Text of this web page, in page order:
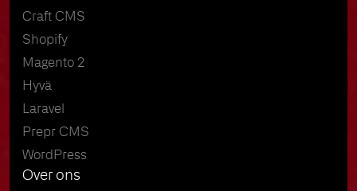
Craft CMS
Shopify
Magento 2
Hyvä
Laravel
Prepr CMS
WordPress
Over ons